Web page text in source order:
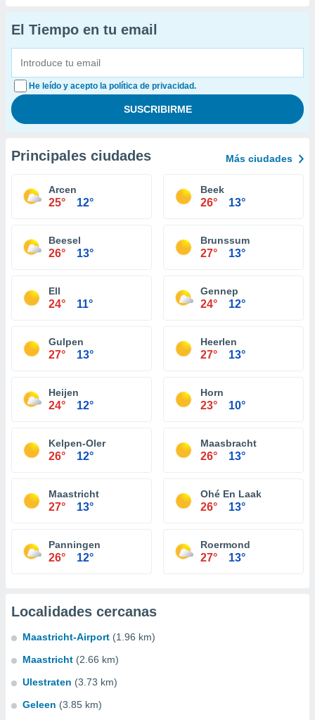
El Tiempo en tu email
He leído y acepto la política de privacidad.
Principales ciudades Más ciudades
Arcen
25° 12°
Beek
26° 13°
Beesel
26° 13°
Brunssum
27° 13°
Ell
24° 11°
Gennep
24° 12°
Gulpen
27° 13°
Heerlen
27° 13°
Heijen
24° 12°
Horn
23° 10°
Kelpen-Oler
26° 12°
Maasbracht
26° 13°
Maastricht
27° 13°
Ohé En Laak
26° 13°
Panningen
26° 12°
Roermond
27° 13°
Localidades cercanas
Maastricht-Airport (1.96 km)
Maastricht (2.66 km)
Ulestraten (3.73 km)
Geleen (3.85 km)